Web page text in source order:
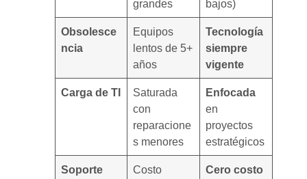
grandes
bajos)
Obsolesce
ncia
Equipos
lentos de 5+
años
Tecnología
siempre
vigente
Carga de TI
Saturada
con
reparacione
s menores
Enfocada
en
proyectos
estratégicos
Soporte
Costo
Cero costo